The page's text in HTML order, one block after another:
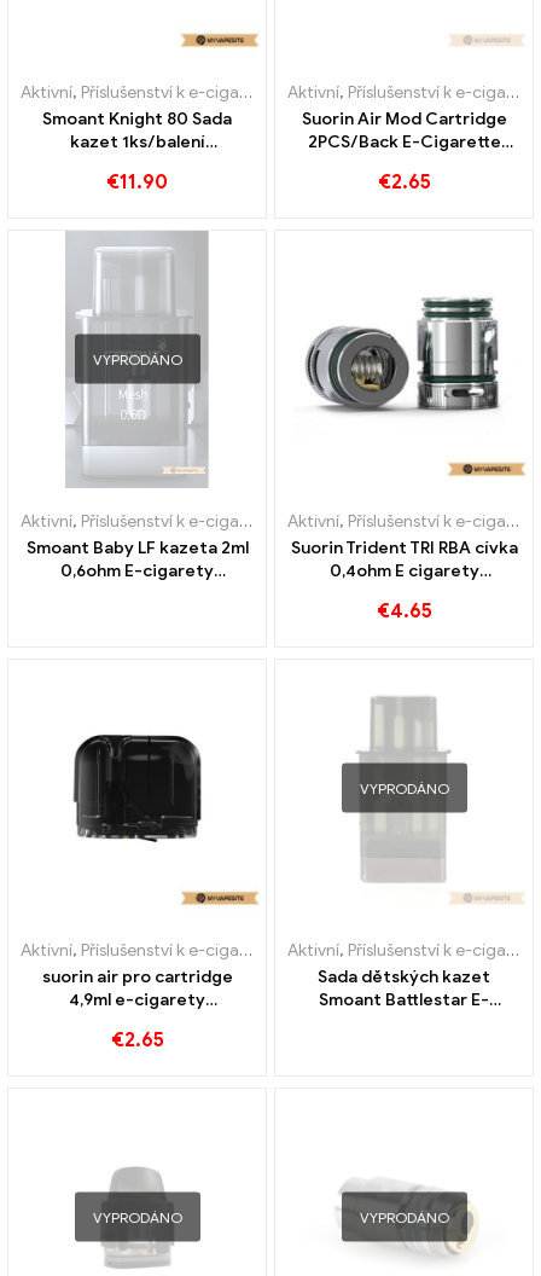
Aktivní, Příslušenství k e-cigaretám ,Výparník
Smoant Knight 80 Sada
kazet 1ks/balení
cigaret丨Vlastní
€11.90
Aktivní, Příslušenství k e-cigaretám
Suorin Air Mod Cartridge
2PCS/Back E-Cigarette
€2.65
VYPRODÁNO
Aktivní, Příslušenství k e-cigaretám ,Výparník
Smoant Baby LF kazeta 2ml
0,6ohm E-cigarety
Aktivní, Příslušenství k e-cigaretám
Suorin Trident TRI RBA cívka
0,4ohm E cigarety
zakázku
€4.65
Aktivní, Příslušenství k e-cigaretám ,Výparník
suorin air pro cartridge
4,9ml e-cigarety
€2.65
VYPRODÁNO
Aktivní, Příslušenství k e-cigaretám
Sada dětských kazet
Smoant Battlestar E-
VYPRODÁNO VYPRODÁNO